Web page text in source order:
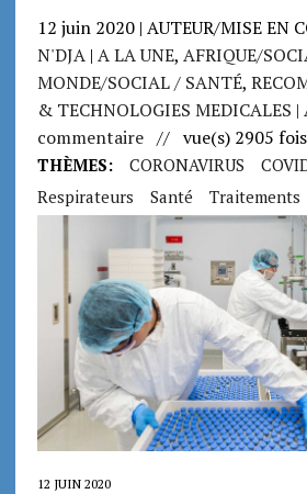
12 juin 2020 | AUTEUR/MISE EN
N'DJA| A LA UNE, AFRIQUE/
MONDE/SOCIAL / SANTÉ,
& TECHNOLOGIES MEDICALES |
commentaire// vue(s) 2905 fois
THÈMES: CORONAVIRUS
Respirateurs
Santé Traitements
12 JUIN 2020